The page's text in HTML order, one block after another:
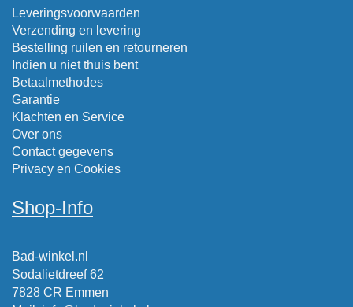
Leveringsvoorwaarden
Verzending en levering
Bestelling ruilen en retourneren
Indien u niet thuis bent
Betaalmethodes
Garantie
Klachten en Service
Over ons
Contact gegevens
Privacy en Cookies
Shop-Info
Bad-winkel.nl
Sodalietdreef 62
7828 CR Emmen